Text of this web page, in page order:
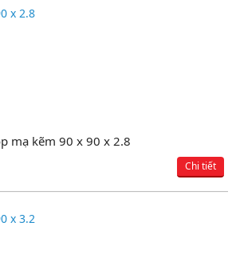
mạ kẽm 90 x 90 x 2.8
Chi tiết
đen 100 x 200 x 2.5
Chi tiết